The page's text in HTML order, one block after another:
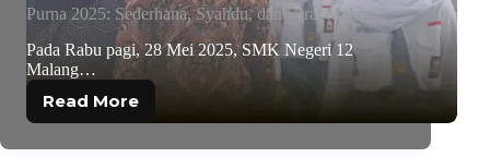
Purna 2025: Sederhana, Syahdu, dan Sarat Makna
Pada Rabu pagi, 28 Mei 2025, SMK Negeri 12
Malang…
Read More